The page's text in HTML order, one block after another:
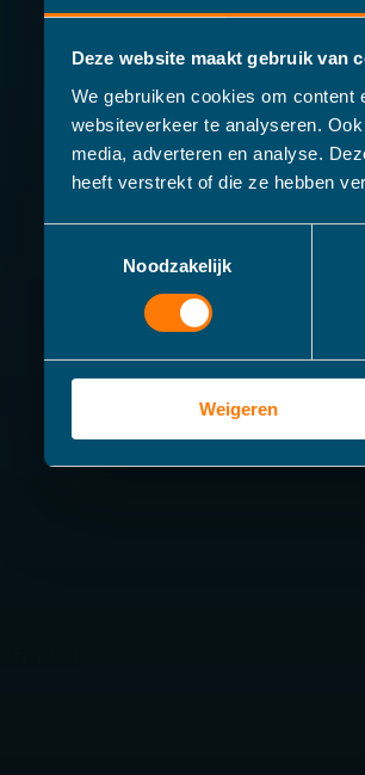
Deze website maakt gebruik van
We gebruiken cookies om content
websiteverkeer te analyseren.
media, adverteren en analyse.
heeft verstrekt of die ze hebben
Noodzakelijk
Weigeren